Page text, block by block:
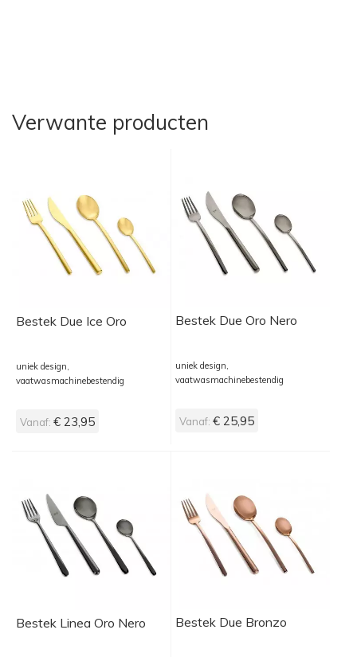
Verwante producten
Bestek Due Ice Oro
uniek design,
vaatwasmachinebestendig
Vanaf: € 23,95
Bestek Due Oro Nero
uniek design,
vaatwasmachinebestendig
Vanaf: € 25,95
Bestek Linea Oro Nero Bestek Due Bronzo